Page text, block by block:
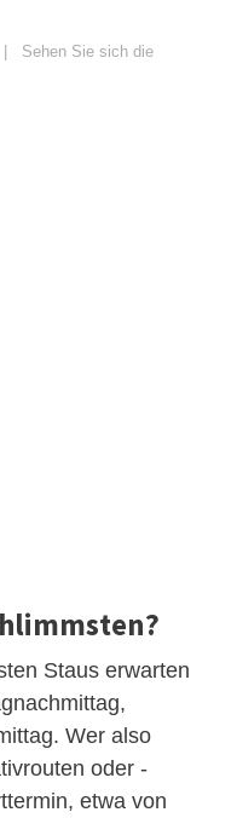
Sehen Sie sich die
Staus erwarten
Wer also
oder -
etwa von